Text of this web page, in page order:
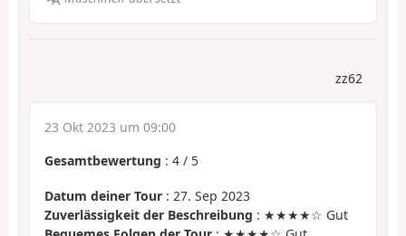
zz62
23 Okt 2023 um 09:00
Gesamtbewertung : 4 / 5
Datum deiner Tour : 27. Sep 2023
Zuverlässigkeit der Beschreibung : ★★★★☆ Gut